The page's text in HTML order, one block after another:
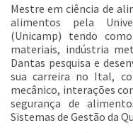
Mestre em ciência de
alimentos pela
(Unicamp) tendo
materiais, indústria
Dantas pesquisa e
sua carreira no Ital,
mecânico, interações
segurança de
Sistemas de Gestão da